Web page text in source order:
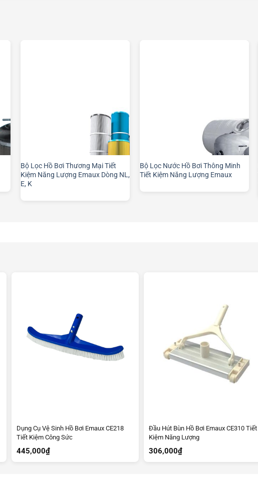
Bộ Lọc Hồ Bơi Thương Mại Tiết
Kiệm Năng Lượng Emaux Dòng NL,
E, K
Bộ Lọc Nước Hồ Bơi Thông Minh
Tiết Kiệm Năng Lượng Emaux
Dụng Cụ Vệ Sinh Hồ Bơi Emaux CE218
Tiết Kiệm Công Sức
445,000₫
Đầu Hút Bùn Hồ Bơi Emaux CE310 Tiết
Kiệm Năng Lượng
306,000₫